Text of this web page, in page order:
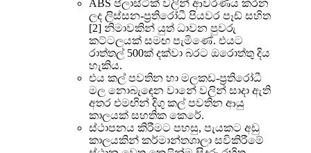
ABS ප්ලාස්ටික් වලින් ආවරණය කරන
ලද ලිස්සන-ප්‍රතිරෝධී පියවර පෑඩ් සහිත
[2] නිමාවකින් යුත් ධාවන පුවරු
කට්ටලයක් සමඟ පැමිණේ. එයට
රාත්තල් 500ක් දක්වා බරට ඔරොත්තු දිය
හැකිය.
එය කල් පවතින හා මලකඩ-ප්‍රතිරෝධී
මල නොබැඳෙන වානේ වලින් සාදා ඇති
අතර එමඟින් දිගු කල් පවතින ආයු
කාලයක් සහතික කෙරේ.
ස්ථාපනය කිරීමට පහසු, පැයකට අඩු
කාලයකින් කර්මාන්තශාලා සවිකිරීමේ